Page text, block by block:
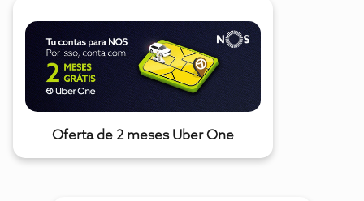
Oferta de 2 meses Uber One